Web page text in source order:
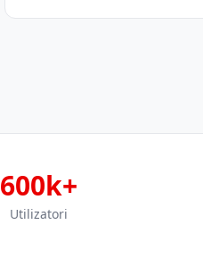
600k+
Utilizatori